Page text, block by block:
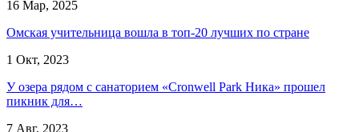
16 Мар, 2025
Омская учительница вошла в топ-20 лучших по стране
1 Окт, 2023
У озера рядом с санаторием «Cronwell Park Ника» прошел
пикник для…
7 Авг, 2023